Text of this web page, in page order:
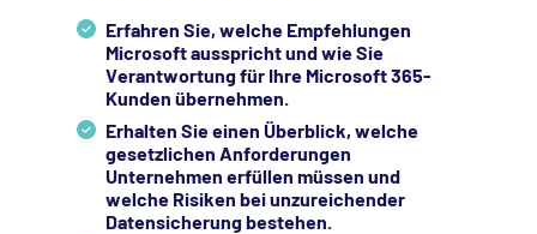
Erfahren Sie, welche Empfehlungen
Microsoft ausspricht und wie Sie
Verantwortung für Ihre Microsoft 365-
Kunden übernehmen.
Erhalten Sie einen Überblick, welche
gesetzlichen Anforderungen
Unternehmen erfüllen müssen und
welche Risiken bei unzureichender
Datensicherung bestehen.